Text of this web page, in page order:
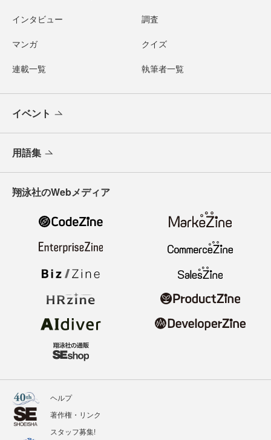
インタビュー 調査
マンガ クイズ
連載一覧 執筆者一覧
イベント
用語集
翔泳社のWebメディア
ヘルプ
著作権・リンク
スタッフ募集!